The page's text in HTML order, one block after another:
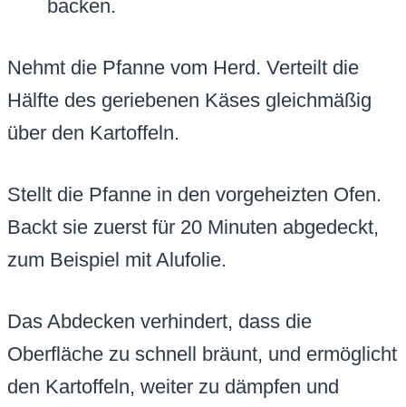
backen.
Nehmt die Pfanne vom Herd. Verteilt die
Hälfte des geriebenen Käses gleichmäßig
über den Kartoffeln.
Stellt die Pfanne in den vorgeheizten Ofen.
Backt sie zuerst für 20 Minuten abgedeckt,
zum Beispiel mit Alufolie.
Das Abdecken verhindert, dass die
Oberfläche zu schnell bräunt, und ermöglicht
den Kartoffeln, weiter zu dämpfen und